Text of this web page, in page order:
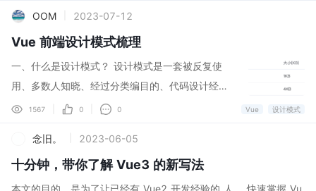
任何问题,因为不可改嘛; 但是问题不是出在这,而
应用程序中对单个组件进行服务端渲染。即使需要生成静态站点，
也可以在 Nuxt 中使用服务端组件。这使得构建混合动态组件、服
务端渲染的 HTML 甚至静态标记块的复杂站点成为可能。 事实
上，Nuxt 在 React 之前就已经拥有了服务端组件功能。 1、主要
水合或“跟踪”。这对于可能不需要在客户端上“重新运行”的复杂或昂
贵的操作特别有用，例如应用语法高亮显示或解析 markdown。 在
OOM 2023-07-12
Vue 前端设计模式梳理
一、什么是设计模式？ 设计模式是一套被反复使
用、多数人知晓、经过分类编目的、代码设计经验
的总结。它是为了可重用代码，让代码更容易的被
是“拿来主义”在软件领域的贯彻实践，它是一套现
成的工具，拿来即用。下面来看一下设计模式的设
计原则。 二、设计几个原则 单一职责原则、开放
1567 0 0 Vue 设计模式
念旧。 2023-06-05
十分钟，带你了解 Vue3 的新写法